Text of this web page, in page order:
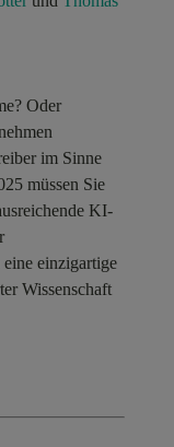
Oder
im Sinne
müssen Sie
KI-
einzigartige
Wissenschaft